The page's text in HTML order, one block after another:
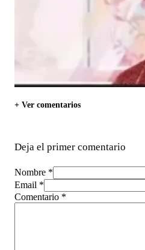
+ Ver comentarios
Deja el primer comentario
Nombre *
Email *
Comentario *